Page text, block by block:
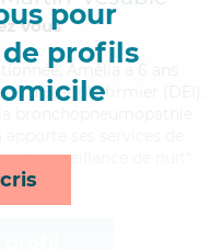
pour
profils
Vous
Amélia a 6 ans
d'Etat d'infirmier (DEI).
et surveillance de nuit*